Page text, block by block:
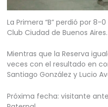
La Primera “B” perdió por
Club Ciudad de Buenos Aires.
Mientras que la Reserva
veces con el resultado en
Santiago González y Lucio
Próxima fecha: visitante